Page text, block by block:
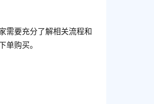
需要充分了解相关流程和
购买。